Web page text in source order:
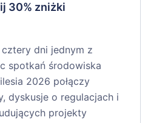
30% zniżki
dni jednym z
spotkań środowiska
2026 połączy
dyskusje o regulacjach i
projekty